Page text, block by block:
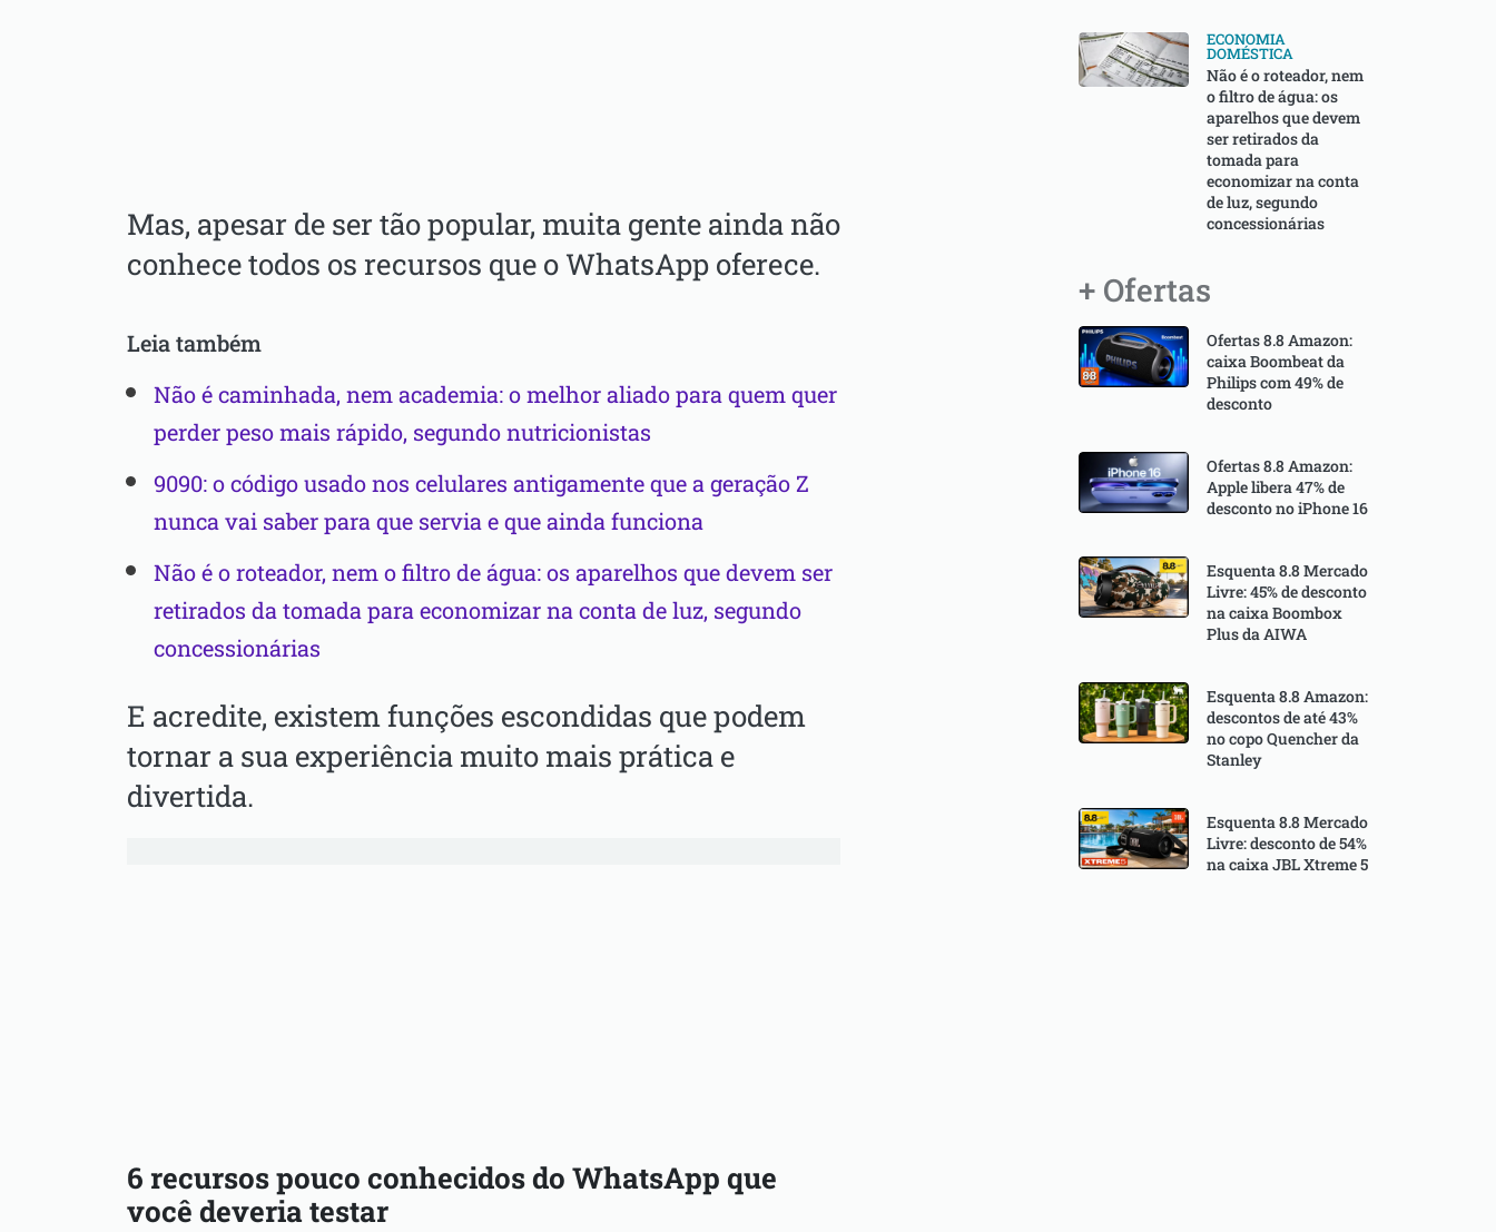
Mas, apesar de ser tão popular, muita gente ainda não
conhece todos os recursos que o WhatsApp oferece.
Leia também
Não é caminhada, nem academia: o melhor aliado para quem quer
perder peso mais rápido, segundo nutricionistas
9090: o código usado nos celulares antigamente que a geração Z
nunca vai saber para que servia e que ainda funciona
Não é o roteador, nem o filtro de água: os aparelhos que devem ser
retirados da tomada para economizar na conta de luz, segundo
concessionárias
E acredite, existem funções escondidas que podem
tornar a sua experiência muito mais prática e
divertida.
6 recursos pouco conhecidos do WhatsApp que
você deveria testar
ECONOMIA
DOMÉSTICA
Não é o roteador, nem
o filtro de água: os
aparelhos que devem
ser retirados da
tomada para
economizar na conta
de luz, segundo
concessionárias
+ Ofertas
Ofertas 8.8 Amazon:
caixa Boombeat da
Philips com 49% de
desconto
Ofertas 8.8 Amazon:
Apple libera 47% de
desconto no iPhone 16
Esquenta 8.8 Mercado
Livre: 45% de desconto
na caixa Boombox
Plus da AIWA
Esquenta 8.8 Amazon:
descontos de até 43%
no copo Quencher da
Stanley
Esquenta 8.8 Mercado
Livre: desconto de 54%
na caixa JBL Xtreme 5